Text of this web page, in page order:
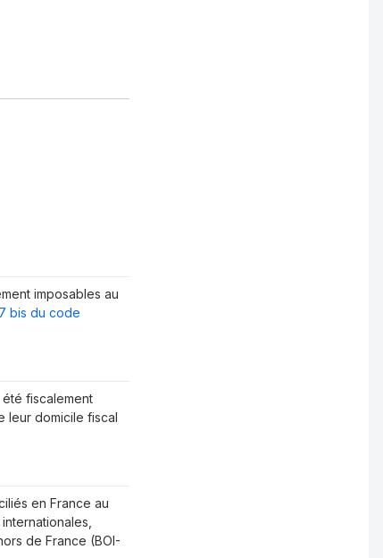
imposables au
bis du code
fiscalement
leur domicile fiscal
en France au
de France (BOI-